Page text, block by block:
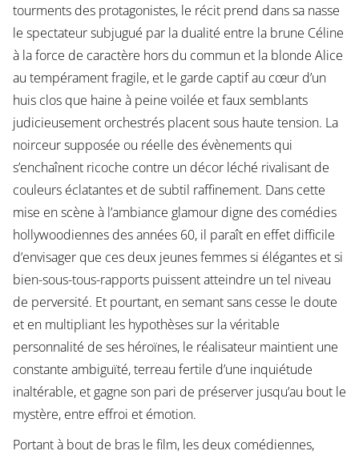
tourments des protagonistes, le récit prend dans sa nasse
le spectateur subjugué par la dualité entre la brune Céline
à la force de caractère hors du commun et la blonde Alice
au tempérament fragile, et le garde captif au cœur d’un
huis clos que haine à peine voilée et faux semblants
judicieusement orchestrés placent sous haute tension. La
noirceur supposée ou réelle des évènements qui
s’enchaînent ricoche contre un décor léché rivalisant de
couleurs éclatantes et de subtil raffinement. Dans cette
mise en scène à l’ambiance glamour digne des comédies
hollywoodiennes des années 60, il paraît en effet difficile
d’envisager que ces deux jeunes femmes si élégantes et si
bien-sous-tous-rapports puissent atteindre un tel niveau
de perversité. Et pourtant, en semant sans cesse le doute
et en multipliant les hypothèses sur la véritable
personnalité de ses héroïnes, le réalisateur maintient une
constante ambiguïté, terreau fertile d’une inquiétude
inaltérable, et gagne son pari de préserver jusqu’au bout le
mystère, entre effroi et émotion.
Portant à bout de bras le film, les deux comédiennes,